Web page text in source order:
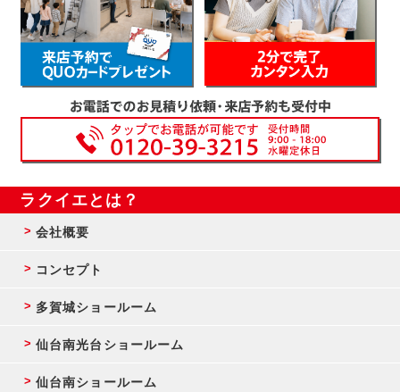
ラクイエとは？
会社概要
コンセプト
多賀城ショールーム
仙台南光台ショールーム
仙台南ショールーム